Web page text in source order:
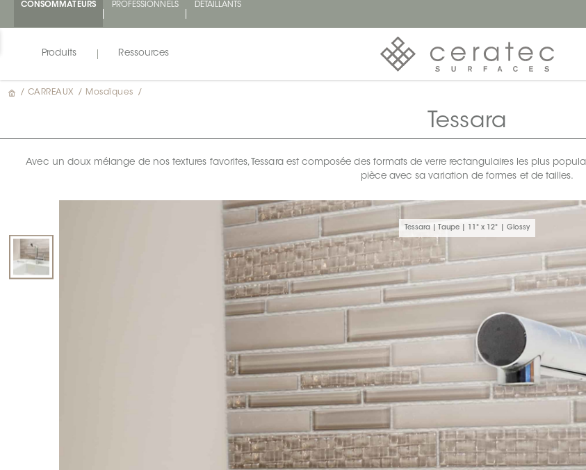
CONSOMMATEURS PROFESSIONNELS
DÉTAILLANTS
Produits Ressources
/ CARREAUX / Mosaïques /
Tessara
Avec un doux mélange de nos textures favorites, Tessara est composée des formats de verre rectangulaires les plus
pièce avec sa variation de formes et de tailles.
Tessara | Taupe | 11" x 12" | Glossy